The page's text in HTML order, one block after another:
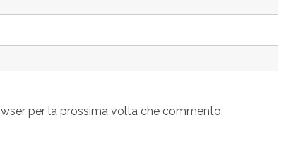
per la prossima volta che commento.